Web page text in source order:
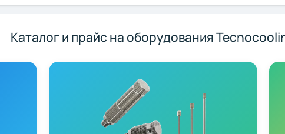
Каталог и прайс на оборудования